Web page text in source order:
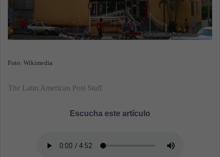
Foto: Wikimedia
The Latin American Post Staff
Escucha este artículo